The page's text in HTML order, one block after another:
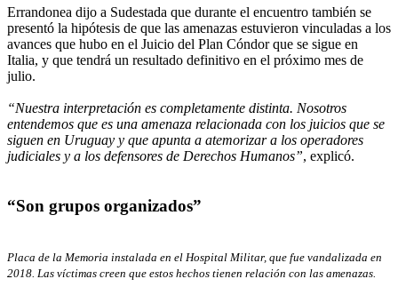
Errandonea dijo a Sudestada que durante el encuentro también se
presentó la hipótesis de que las amenazas estuvieron vinculadas a los
avances que hubo en el Juicio del Plan Cóndor que se sigue en
Italia, y que tendrá un resultado definitivo en el próximo mes de
julio.
“Nuestra interpretación es completamente distinta. Nosotros
entendemos que es una amenaza relacionada con los juicios que se
siguen en Uruguay y que apunta a atemorizar a los operadores
judiciales y a los defensores de Derechos Humanos”, explicó.
“Son grupos organizados”
Placa de la Memoria instalada en el Hospital Militar, que fue vandalizada en
2018. Las víctimas creen que estos hechos tienen relación con las amenazas.